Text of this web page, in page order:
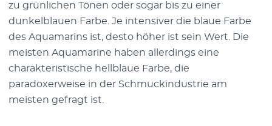
zu grünlichen Tönen oder sogar bis zu einer
dunkelblauen Farbe. Je intensiver die blaue Farbe
des Aquamarins ist, desto höher ist sein Wert. Die
meisten Aquamarine haben allerdings eine
charakteristische hellblaue Farbe, die
paradoxerweise in der Schmuckindustrie am
meisten gefragt ist.